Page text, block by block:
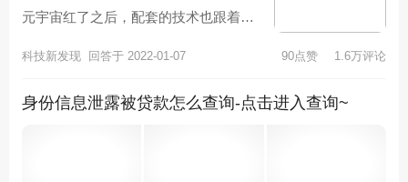
元宇宙红了之后，配套的技术也跟着进
顶梁柱之一，但真正的事实是，V
科技新发现 回答于 2022-01-07 90点赞 1.6万评论
身份信息泄露被贷款怎么查询-点击进入查询~